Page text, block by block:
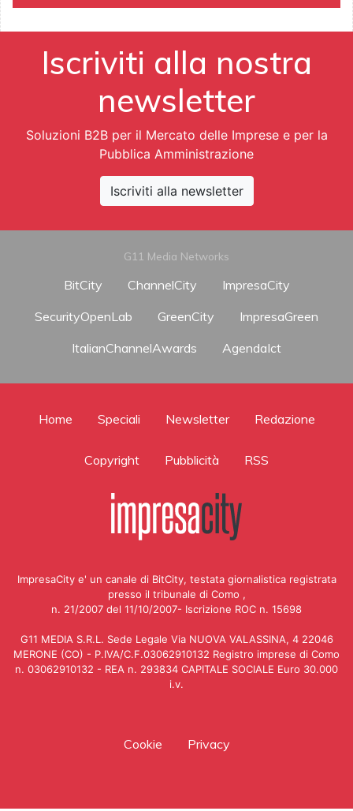
Iscriviti alla nostra
newsletter
Soluzioni B2B per il Mercato delle Imprese e per la
Pubblica Amministrazione
Iscriviti alla newsletter
G11 Media Networks
BitCity ChannelCity
ImpresaCity
SecurityOpenLab
GreenCity
ImpresaGreen
ItalianChannelAwards
AgendaIct
Home Speciali Newsletter Redazione
Copyright Pubblicità RSS
ImpresaCity e' un canale di BitCity, testata giornalistica registrata
presso il tribunale di Como ,
n. 21/2007 del 11/10/2007- Iscrizione ROC n. 15698
G11 MEDIA S.R.L. Sede Legale Via NUOVA VALASSINA, 4 22046
MERONE (CO) - P.IVA/C.F.03062910132 Registro imprese di Como
n. 03062910132 - REA n. 293834 CAPITALE SOCIALE Euro 30.000
i.v.
Cookie Privacy